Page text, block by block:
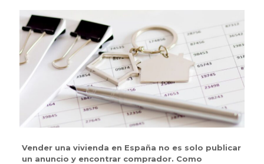
Vender una vivienda en España no es solo publicar
un anuncio y encontrar comprador. Como